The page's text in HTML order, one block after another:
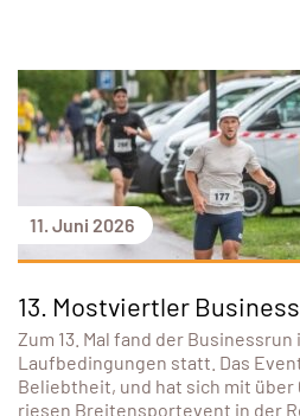
11. Juni 2026
13. Mostviertler
Zum 13. Mal fand der
Laufbedingungen statt. Das
Beliebtheit, und hat sich mit über
riesen Breitensportevent in der